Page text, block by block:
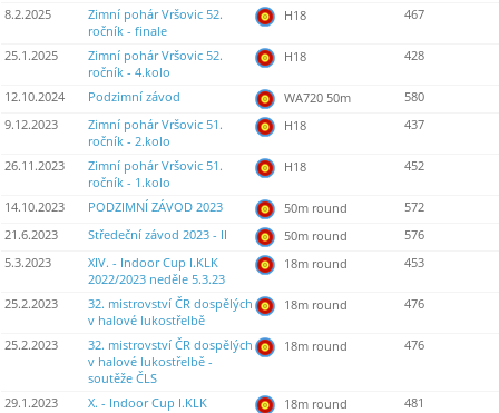
8.2.2025
Zimní pohár Vršovic 52.
ročník - finale
H18 467
25.1.2025
Zimní pohár Vršovic 52.
ročník - 4.kolo
H18 428
12.10.2024 Podzimní závod WA720 50m
580
9.12.2023
Zimní pohár Vršovic 51.
ročník - 2.kolo
H18 437
26.11.2023
Zimní pohár Vršovic 51.
ročník - 1.kolo
H18 452
14.10.2023 PODZIMNÍ ZÁVOD 2023 50m round
572
21.6.2023
Středeční závod 2023 - II 50m round
576
5.3.2023
XIV. - Indoor Cup I.KLK
2022/2023 neděle 5.3.23
18m round 453
25.2.2023
32. mistrovství ČR dospělých
v halové lukostřelbě
18m round 476
25.2.2023
32. mistrovství ČR dospělých
v halové lukostřelbě -
soutěže ČLS
18m round 476
29.1.2023
X. - Indoor Cup I.KLK
18m round 481